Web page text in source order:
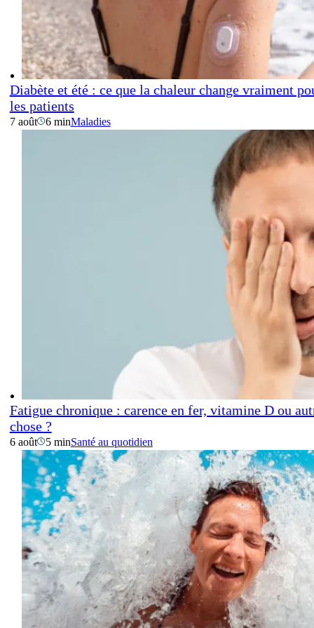
Diabète et été : ce que la chaleur change vraiment
les patients
7 août 6 minMaladies
Fatigue chronique : carence en fer, vitamine D ou
chose ?
6 août 5 minSanté au quotidien